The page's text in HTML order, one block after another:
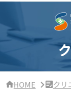
サ
ド
ー・
HOME クリ